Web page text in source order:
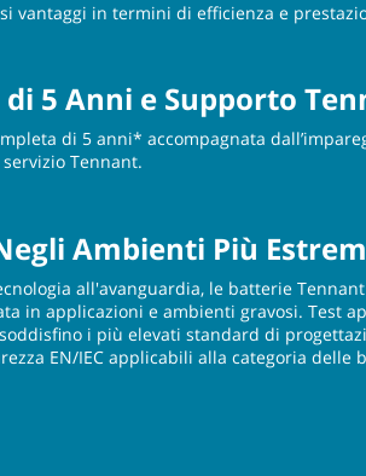
vantaggi in termini di efficienza e
5 Anni e Supporto
di 5 anni* accompagnata
Tennant.
Ambienti Più
all'avanguardia, le batterie
in applicazioni e ambienti gravosi. Test
i più elevati standard di
EN/IEC applicabili alla categoria delle